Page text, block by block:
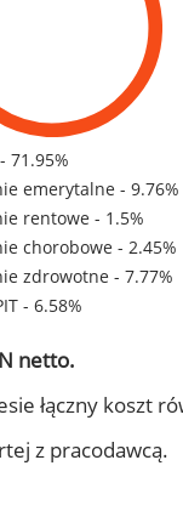
71.95%
emerytalne - 9.76%
rentowe - 1.5%
chorobowe - 2.45%
zdrowotne - 7.77%
- 6.58%
netto.
łączny koszt
z pracodawcą.